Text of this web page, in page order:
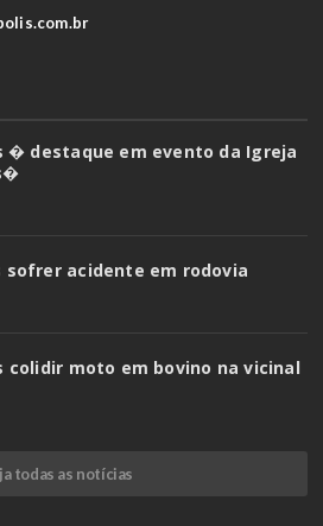
� destaque em evento da Igreja
sofrer acidente em rodovia
colidir moto em bovino na vicinal
todas as notícias